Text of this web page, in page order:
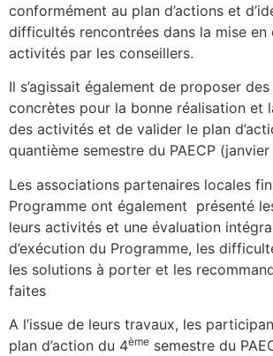
conformément au plan d’actions et
difficultés rencontrées dans la mise
activités par les conseillers.
Il s’agissait également de proposer
concrètes pour la bonne réalisation et
des activités et de valider le plan
quantième semestre du PAECP
Les associations partenaires locales
Programme ont également présenté
leurs activités et une évaluation
d’exécution du Programme, les
les solutions à porter et les
faites
A l’issue de leurs travaux, les
plan d’action du 4ème semestre du